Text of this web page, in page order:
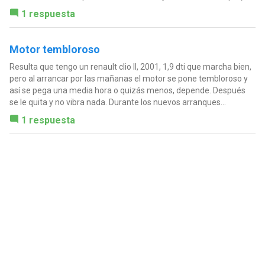
1 respuesta
Motor tembloroso
Resulta que tengo un renault clio II, 2001, 1,9 dti que marcha bien,
pero al arrancar por las mañanas el motor se pone tembloroso y
así se pega una media hora o quizás menos, depende. Después
se le quita y no vibra nada. Durante los nuevos arranques...
1 respuesta